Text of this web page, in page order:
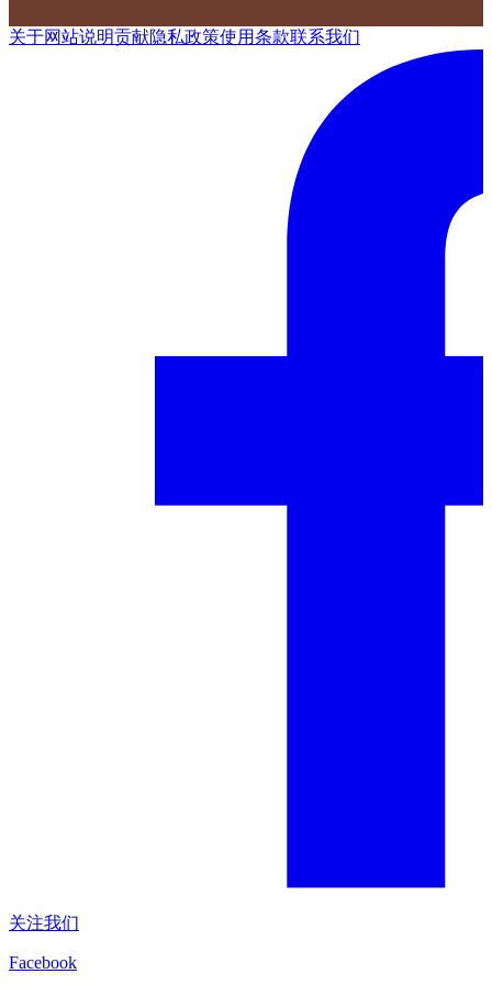
关于网站说明贡献隐私政策使用条款联系我们
关注我们
Facebook